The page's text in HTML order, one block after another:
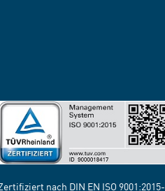
nach DIN EN ISO 9001:2015-